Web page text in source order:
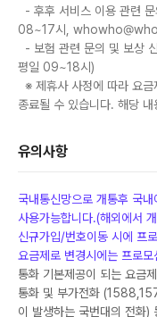
- 후후 서비스 이용 관련
08~17시,
- 보험 관련 문의 및 보상
평일 09~18시)
※ 제휴사 사정에 따라 요금
종료될 수 있습니다. 해당
유의사항
국내통신망으로 개통후 국
사용가능합니다.(해외에서
신규가입/번호이동 시에 프
요금제로 변경시에는 프로
통화 기본제공이 되는 요금
통화 및 부가전화
이 발생하는 국번대의 전화)